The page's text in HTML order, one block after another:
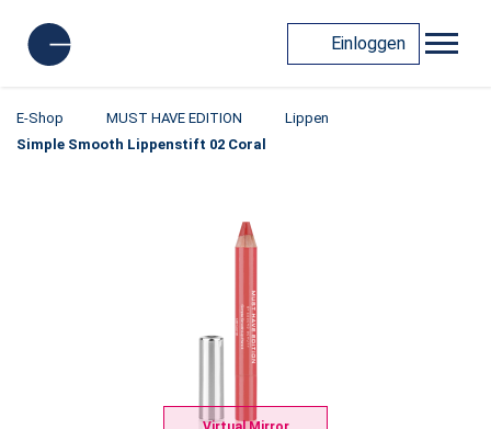
Einloggen
E-Shop MUST HAVE EDITION
Lippen
Simple Smooth Lippenstift 02 Coral